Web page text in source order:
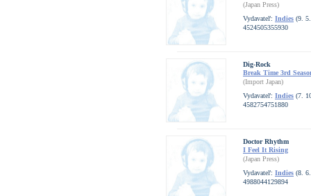
(Japan Press)
Vydavateľ: Indies (9.
4524505355930
Dig-Rock
Break Time 3rd
(Import Japan)
Vydavateľ: Indies (7.
4582754751880
Doctor Rhythm
I Feel It Rising
(Japan Press)
Vydavateľ: Indies (8.
4988044129894